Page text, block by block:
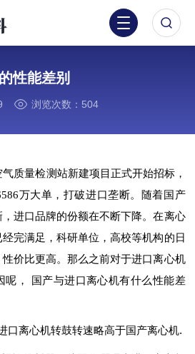
性能差别
浏览次数：504
质量检测站新建项目 正式开始招标，
万大单，打破进口垄断。随着国产
进口品牌的份额在不断下降。在离心
完满足，科研单位，高校等机构的日
价比更高。那么之前对于进口离心机
呢， 国产与进口离心机有什么性能差
口离心机转鼓转速略高于国产离心机.